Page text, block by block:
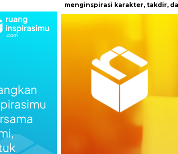
yang menginspirasi karakter, takdir, dan